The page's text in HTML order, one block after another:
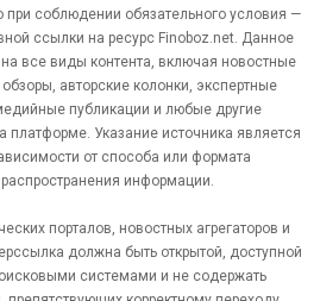
при соблюдении обязательного условия —
ссылки на ресурс Finoboz.net. Данное
все виды контента, включая новостные
авторские колонки, экспертные
публикации и любые другие
Указание источника является
от способа или формата
информации.
порталов, новостных агрегаторов и
должна быть открытой, доступной
системами и не содержать